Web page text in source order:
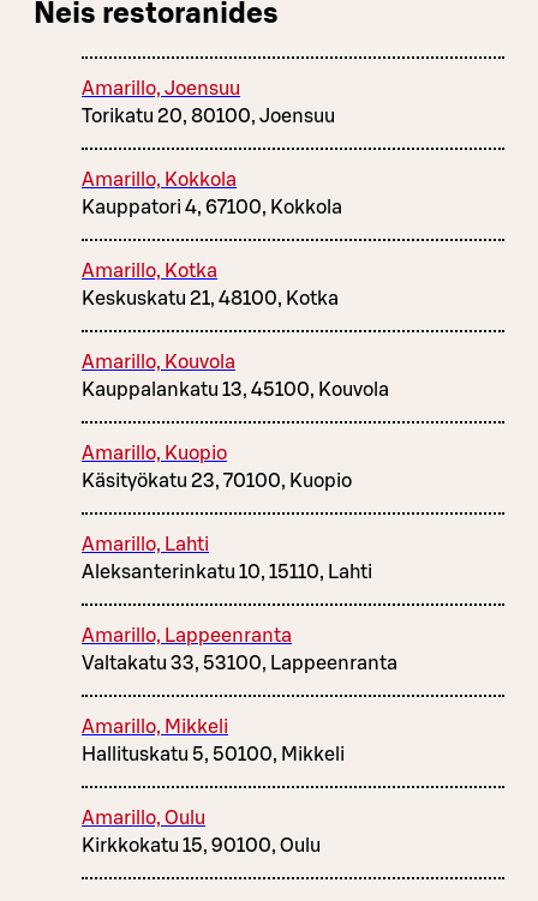
Neis restoranides
Amarillo, Joensuu
Torikatu 20, 80100, Joensuu
Amarillo, Kokkola
Kauppatori 4, 67100, Kokkola
Amarillo, Kotka
Keskuskatu 21, 48100, Kotka
Amarillo, Kouvola
Kauppalankatu 13, 45100, Kouvola
Amarillo, Kuopio
Käsityökatu 23, 70100, Kuopio
Amarillo, Lahti
Aleksanterinkatu 10, 15110, Lahti
Amarillo, Lappeenranta
Valtakatu 33, 53100, Lappeenranta
Amarillo, Mikkeli
Hallituskatu 5, 50100, Mikkeli
Amarillo, Oulu
Kirkkokatu 15, 90100, Oulu